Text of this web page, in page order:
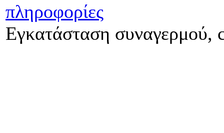
πληροφορίες
Εγκατάσταση συναγερμού,